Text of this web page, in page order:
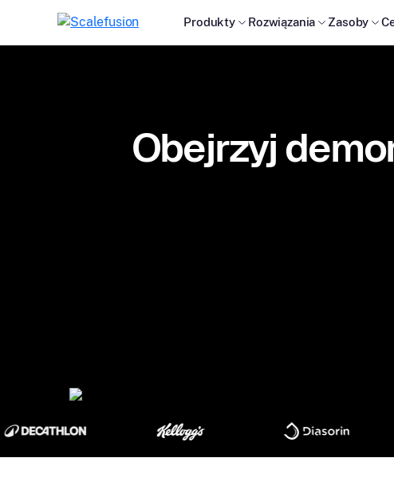
Produkty Rozwiązania Zasoby
Obejrzyj